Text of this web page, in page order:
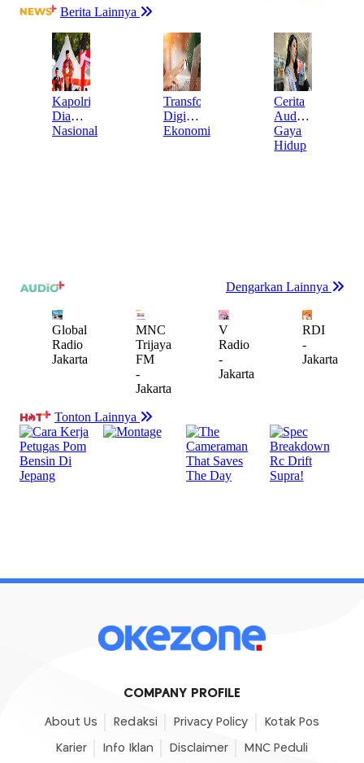
COMPANY PROFILE
About Us Redaksi Privacy Policy Kotak Pos
Karier Info Iklan Disclaimer MNC Peduli